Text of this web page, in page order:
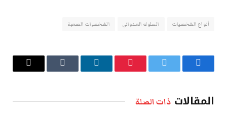
أنواع الشخصيات السلوك العدواني الشخصيات الصعبة
فيسبوك تويتر بينتيريستلينكدإن Tumblr
البريد
المقالات ذات الصلة